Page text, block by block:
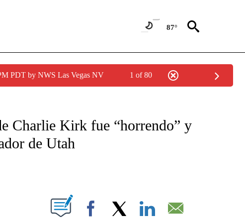
87°
PDT by NWS Las Vegas NV 1 of 80
NOTIFICATIONS ABOUT NEW PAGES ON "CNN - SPANISH".
Charlie Kirk fue “horrendo” y
de Utah
ABOUT NEW PAGES ON "".
Facebook